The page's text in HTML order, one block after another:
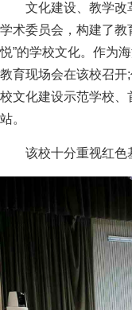
文化建设、教学改
学术委员会，构建了教
悦”的学校文化。作为
教育现场会在该校召
校文化建设示范学校、
站。
该校十分重视红色